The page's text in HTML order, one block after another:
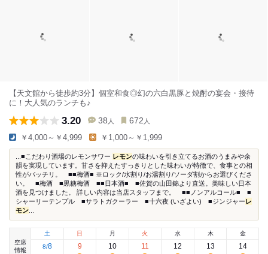
【天文館から徒歩約3分】個室和食◎幻の六白黒豚と焼酎の宴会・接待
に！大人気のランチも♪
3.20 38 人 672 人
￥4,000～￥4,999 ￥1,000～￥1,999
...■こだわり酒場のレモンサワー レモンの味わいを引き立てるお酒のうまみや余
韻を実現しています。甘さを抑えたすっきりとした味わいが特徴で、食事との相
性がバッチリ。 ■■梅酒■ ※ロック/水割り/お湯割り/ソーダ割からお選びくださ
い。 ■梅酒 ■黒糖梅酒 ■■日本酒■ ■佐賀の山田錦より直送。美味しい日本
酒を見つけました。 詳しい内容は当店スタッフまで。 ■■ノンアルコール■ ■
シャーリーテンプル ■サラトガクーラー ■十六夜 (いざよい) ■ジンジャー レ
モン
空席
情報
土
8/8
日
9
月
10
火
11
水
12
木
13
金
14